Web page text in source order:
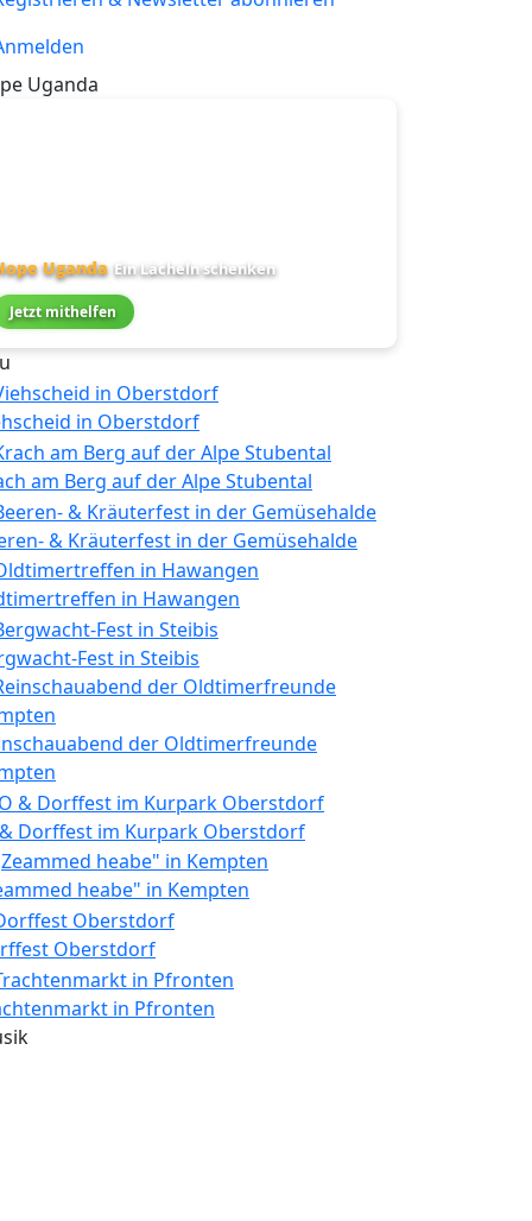
Uganda
Uganda Ein Lächeln schenken
Jetzt mithelfen
in Oberstdorf
am Berg auf der Alpe Stubental
& Kräuterfest in der Gemüsehalde
in Hawangen
Fest in Steibis
der Oldtimerfreunde
& Dorffest im Kurpark Oberstdorf
heabe" in Kempten
Oberstdorf
in Pfronten